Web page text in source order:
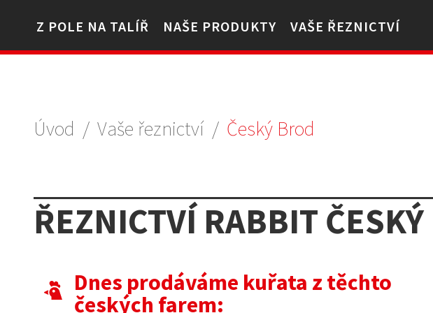
Z POLE NA TALÍŘ NAŠE PRODUKTY VAŠE ŘEZNICTVÍ
Úvod / Vaše řeznictví / Český Brod
ŘEZNICTVÍ RABBIT ČESKÝ
Dnes prodáváme kuřata z těchto
českých farem: